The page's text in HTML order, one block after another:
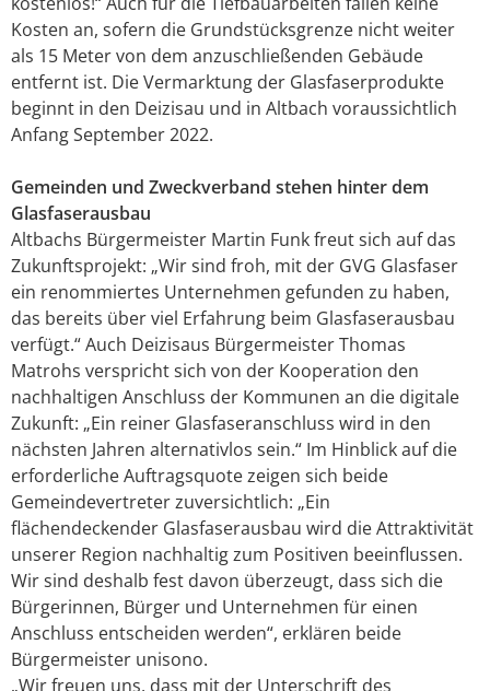
Kosten an, sofern die Grundstücksgrenze nicht weiter
als 15 Meter von dem anzuschließenden Gebäude
entfernt ist. Die Vermarktung der Glasfaserprodukte
beginnt in den Deizisau und in Altbach voraussichtlich
Anfang September 2022.
Gemeinden und Zweckverband stehen hinter dem
Glasfaserausbau
Altbachs Bürgermeister Martin Funk freut sich auf das
Zukunftsprojekt: „Wir sind froh, mit der GVG Glasfaser
ein renommiertes Unternehmen gefunden zu haben,
das bereits über viel Erfahrung beim Glasfaserausbau
verfügt.“ Auch Deizisaus Bürgermeister Thomas
Matrohs verspricht sich von der Kooperation den
nachhaltigen Anschluss der Kommunen an die digitale
Zukunft: „Ein reiner Glasfaseranschluss wird in den
nächsten Jahren alternativlos sein.“ Im Hinblick auf die
erforderliche Auftragsquote zeigen sich beide
Gemeindevertreter zuversichtlich: „Ein
flächendeckender Glasfaserausbau wird die Attraktivität
unserer Region nachhaltig zum Positiven beeinflussen.
Wir sind deshalb fest davon überzeugt, dass sich die
Bürgerinnen, Bürger und Unternehmen für einen
Anschluss entscheiden werden“, erklären beide
Bürgermeister unisono.
„Wir freuen uns, dass mit der Unterschrift des